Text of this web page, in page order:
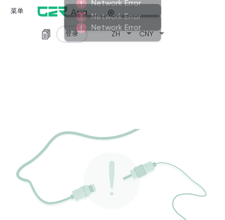
菜单 Asia
ZH arrow_drop_down CNY arrow_drop_down
登录
Network Error
Network Error